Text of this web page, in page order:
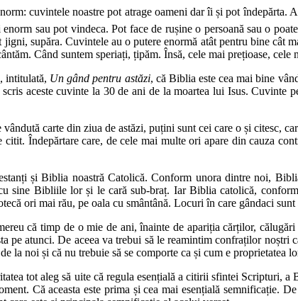
cuvintele noastre pot atrage oameni dar îi și pot îndepărta.
sau pot vindeca. Pot face de rușine o persoană sau o
supăra. Cuvintele au o putere enormă atât pentru bine cât
Când suntem speriați, țipăm. Însă, cele mai prețioase,
intitulată, Un gând pentru astăzi, că Biblia este cea mai bine
aceste cuvinte la 30 de ani de la moartea lui Isus.
carte din ziua de astăzi, puțini sunt cei care o și citesc,
Îndepărtare care, de cele mai multe ori apare din cauza
și Biblia noastră Catolică. Conform unora dintre noi,
sine Bibliile lor și le cară sub-braț. Iar Biblia catolică,
ori mai rău, pe oala cu smântână. Locuri în care gândaci sunt
că timp de o mie de ani, înainte de apariția cărților,
atunci. De aceea va trebui să le reamintim confraților noștri
la noi și că nu trebuie să se comporte ca și cum e proprietatea
tot aleg să uite că regula esențială a citirii sfintei Scripturi,
Că aceasta este prima și cea mai esențială semnificație.